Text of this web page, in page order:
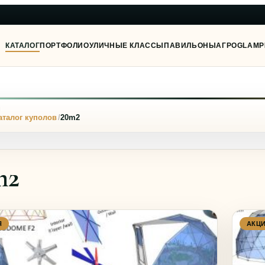
КАТАЛОГПОРТФОЛИОУЛИЧНЫЕ КЛАССЫ ПАВИЛЬОНЫАГРО
куполов 20m2